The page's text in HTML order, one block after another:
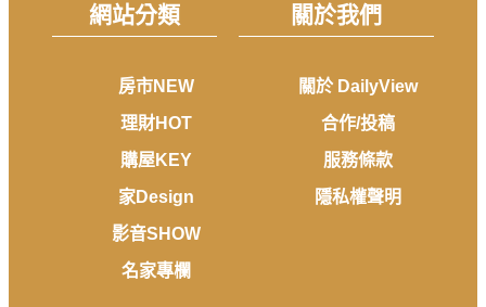
網站分類
房市NEW
理財HOT
購屋KEY
家Design
影音SHOW
名家專欄
關於我們
關於 DailyView
合作/投稿
服務條款
隱私權聲明